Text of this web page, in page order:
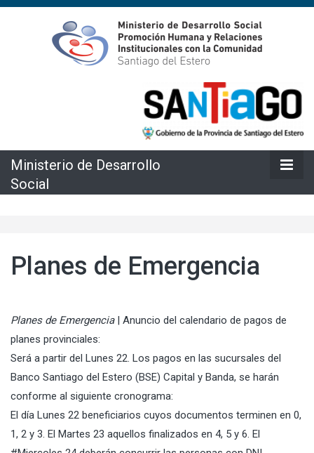
Ministerio de
Desarrollo
Institucionales con la Comunidad
Ministerio de Desarrollo
Social
Planes de Emergencia
Planes de Emergencia| Anuncio del calendario de pagos de
planes provinciales:
Será a partir del Lunes 22. Los pagos en las sucursales del
Banco Santiago del Estero (BSE) Capital y Banda, se harán
conforme al siguiente cronograma:
El día Lunes 22 beneficiarios cuyos documentos terminen en 0,
1, 2 y 3. El Martes 23 aquellos finalizados en 4, 5 y 6. El